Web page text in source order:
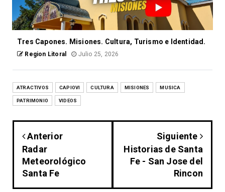
Tres Capones. Misiones. Cultura, Turismo e Identidad.
Region Litoral Julio 25, 2026
ATRACTIVOS CAPIOVI CULTURA MISIONES MUSICA
PATRIMONIO VIDEOS
Anterior
Radar
Meteorológico
Santa Fe
Siguiente
Historias de Santa
Fe - San Jose del
Rincon